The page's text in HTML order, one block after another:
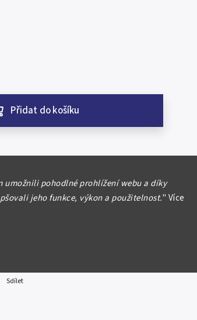
umožnili pohodlné prohlížení webu a díky
jeho funkce, výkon a použitelnost." Více
Přidat do košíku
N/UNC
Sdílet